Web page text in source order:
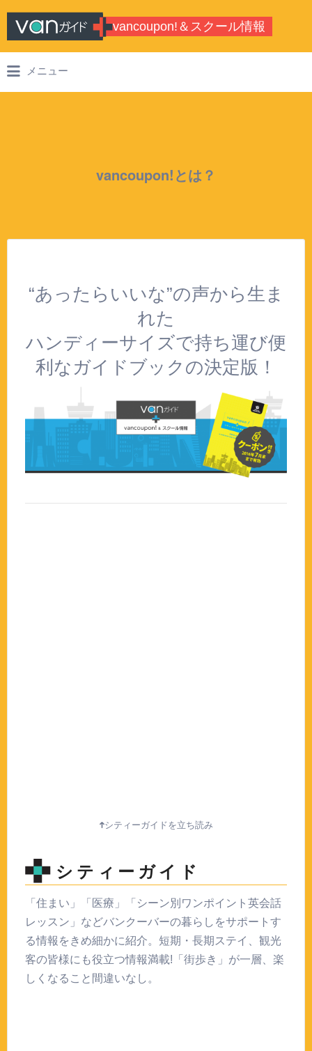
vancoupon!＆スクール情報
バンクーバーのシティガイド・学校情
報
メニュー
vancoupon!とは？
“あったらいいな”の声から生ま
れた
ハンディーサイズで持ち運び便
利なガイドブックの決定版！
シティーガイドを立ち読み
シティーガイド
「住まい」「医療」「シーン別ワンポイント英会話
レッスン」などバンクーバーの暮らしをサポートす
る情報をきめ細かに紹介。短期・長期ステイ、観光
客の皆様にも役立つ情報満載!「街歩き」が一層、楽
しくなること間違いなし。